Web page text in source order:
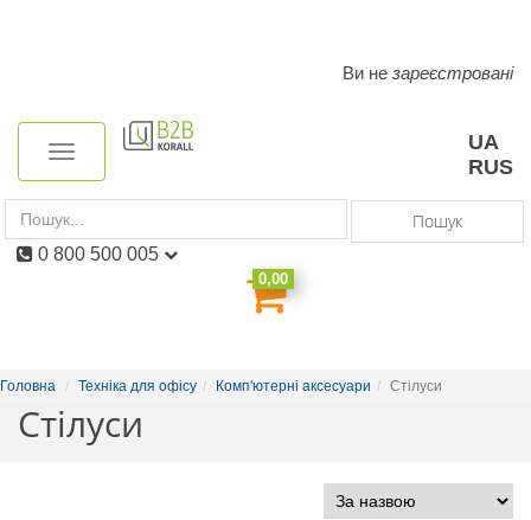
navigation
Toggle
UA
RUS
Пошук
0,00
Ви не зареєстровані
0 800 500 005
Головна Техніка для офісу Комп'ютерні аксесуари Стілуси
Стілуси